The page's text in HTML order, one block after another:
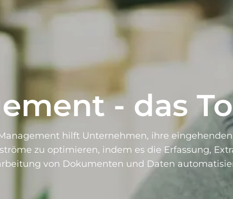
- das
hilft Unternehmen, ihre eingehenden
zu optimieren, indem es die Erfassung,
von Dokumenten und Daten